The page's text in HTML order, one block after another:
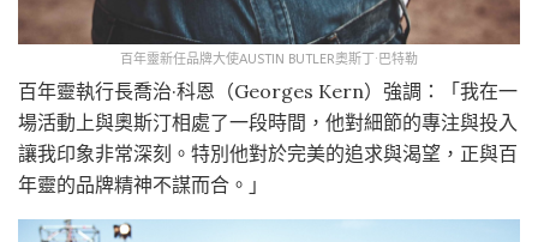
百年靈新任品牌大使AUSTIN BUTLER奧斯丁·巴特勒
百年靈執行長喬治·科恩（Georges Kern）強調：「我在一
場活動上與奧斯汀相處了一段時間，他對細節的專注與投入
讓我印象非常深刻。特別他對於完美的追求與渴望，正與百
年靈的品牌精神不謀而合。」